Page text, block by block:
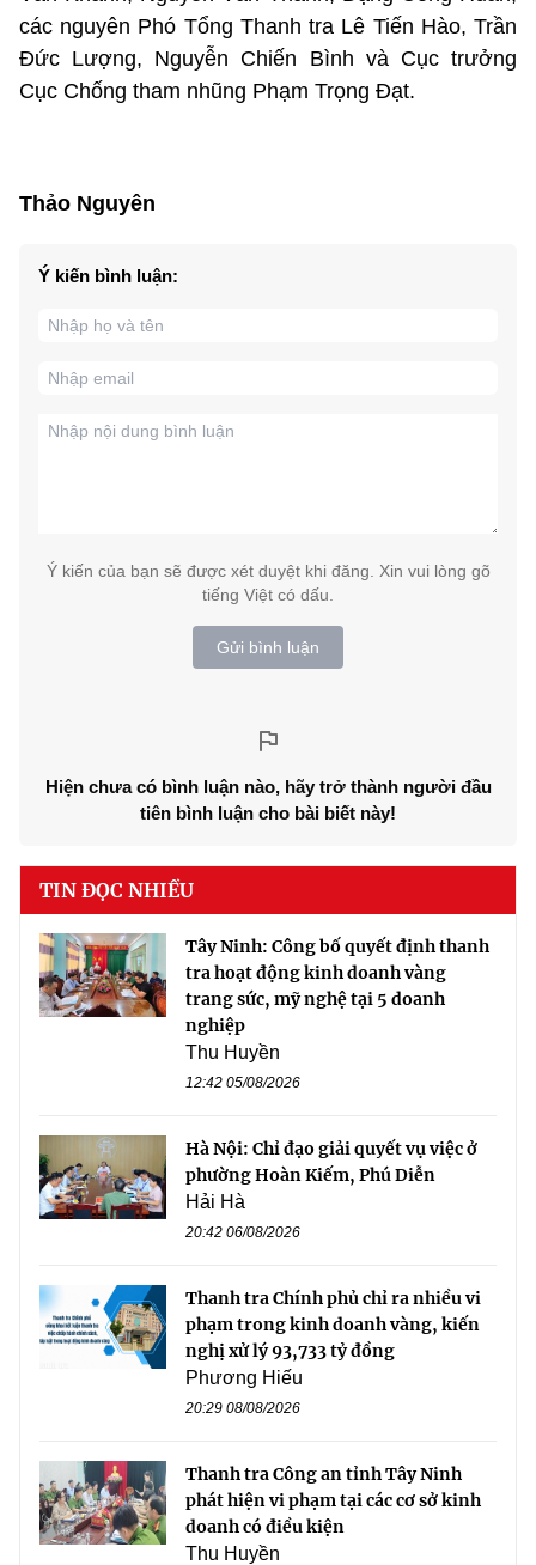
các nguyên Phó Tổng Thanh tra Lê Tiến Hào, Trần
Đức Lượng, Nguyễn Chiến Bình và Cục trưởng
Cục Chống tham nhũng Phạm Trọng Đạt.
Thảo Nguyên
Ý kiến bình luận:
Ý kiến của bạn sẽ được xét duyệt khi đăng. Xin vui lòng gõ
tiếng Việt có dấu.
Gửi bình luận
Hiện chưa có bình luận nào, hãy trở thành người đầu
tiên bình luận cho bài biết này!
TIN ĐỌC NHIỀU
Tây Ninh: Công bố quyết định thanh
tra hoạt động kinh doanh vàng
trang sức, mỹ nghệ tại 5 doanh
nghiệp
Thu Huyền
12:42 05/08/2026
Hà Nội: Chỉ đạo giải quyết vụ việc ở
phường Hoàn Kiếm, Phú Diễn
Hải Hà
20:42 06/08/2026
Thanh tra Chính phủ chỉ ra nhiều vi
phạm trong kinh doanh vàng, kiến
nghị xử lý 93,733 tỷ đồng
Phương Hiếu
20:29 08/08/2026
Thanh tra Công an tỉnh Tây Ninh
phát hiện vi phạm tại các cơ sở kinh
doanh có điều kiện
Thu Huyền